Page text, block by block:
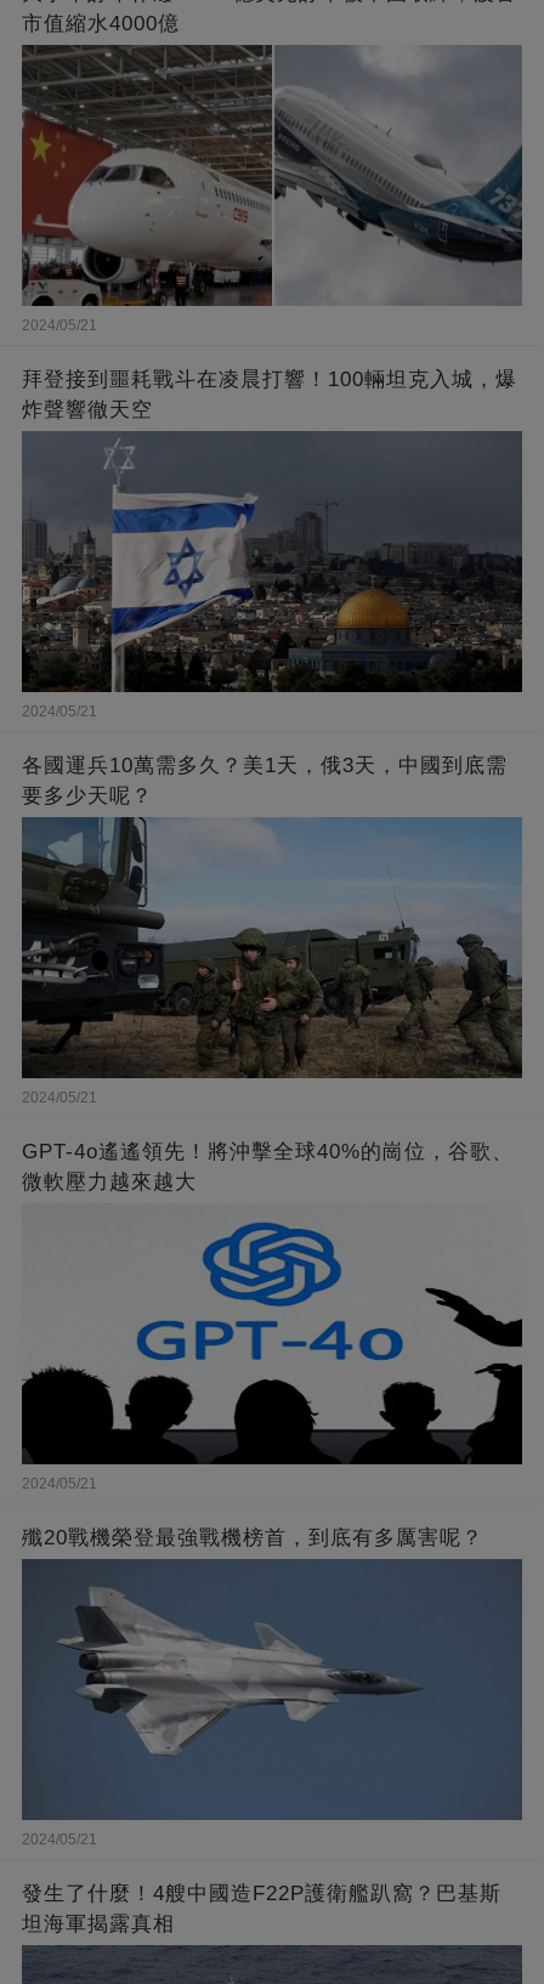
市值縮水4000億
2024/05/21
拜登接到噩耗戰斗在凌晨打響！100輛坦克入城，爆
炸聲響徹天空
2024/05/21
各國運兵10萬需多久？美1天，俄3天，中國到底需
要多少天呢？
2024/05/21
GPT-4o遙遙領先！將沖擊全球40%的崗位，谷歌、
微軟壓力越來越大
2024/05/21
殲20戰機榮登最強戰機榜首，到底有多厲害呢？
2024/05/21
發生了什麼！4艘中國造F22P護衛艦趴窩？巴基斯
坦海軍揭露真相